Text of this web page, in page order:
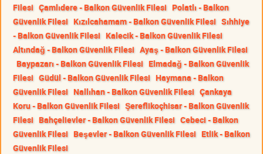
Filesi Çamlıdere - Balkon Güvenlik Filesi Polatlı - Balkon
Güvenlik Filesi Kızılcahamam - Balkon Güvenlik Filesi Sıhhiye
- Balkon Güvenlik Filesi Kalecik - Balkon Güvenlik Filesi
Altındağ - Balkon Güvenlik Filesi Ayaş - Balkon Güvenlik Filesi
Baypazarı - Balkon Güvenlik Filesi Elmadağ - Balkon Güvenlik
Filesi Güdül - Balkon Güvenlik Filesi Haymana - Balkon
Güvenlik Filesi Nallıhan - Balkon Güvenlik Filesi Çankaya
Koru - Balkon Güvenlik Filesi Şereflikoçhisar - Balkon Güvenlik
Filesi Bahçelievler - Balkon Güvenlik Filesi Cebeci - Balkon
Güvenlik Filesi Beşevler - Balkon Güvenlik Filesi Etlik - Balkon
Güvenlik Filesi